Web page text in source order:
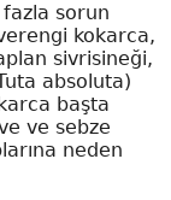
sorun
kokarca,
sivrisineği,
absoluta)
başta
ve sebze
neden